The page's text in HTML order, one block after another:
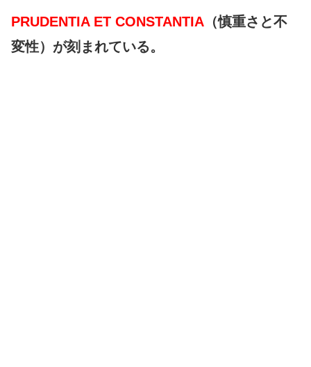
PRUDENTIA ET CONSTANTIA （慎重さと不
変性）が刻まれている。